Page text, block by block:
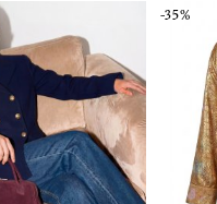
-35%